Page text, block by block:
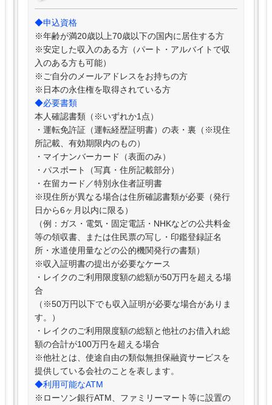
◆申込資格
※年齢が満20歳以上70歳以下の国内に居住する方
※安定した収入のある方（パート・アルバイトで収
入のある方も可能）
※ご自分のメールアドレスをお持ちの方
※日本の永住権を取得されている方
◆必要書類
本人確認書類（※いずれか1点）
・運転免許証（運転経歴証明書）の表・裏（※現住
所記載、有効期限内のもの）
・マイナンバーカード（表面のみ）
・パスポート（写真・住所記載部分）
・在留カード／特別永住者証明書
※現住所が異なる場合は住所確認書類が必要（発行
日から6ヶ月以内に限る）
（例：ガス・電気・固定電話・NHKなどの公共料金
等の領収書、または住民票の写し・印鑑登録証名
所・水道使用量などの公的機関発行の書類）
※収入証明書の提出が必要なケース
・レイクのご利用限度額の総額が50万円を超える場
合
（※50万円以下でも収入証明が必要な場合がありま
す。）
・レイクのご利用限度額の総額と他社のお借入れ総
額の合計が100万円を超える場合
※他社とは、使途自由の類似無担保融資サービスを
提供している会社のことを表します。
◆利用可能なATM
※ローソン銀行ATM、ファミリーマート等に設置の